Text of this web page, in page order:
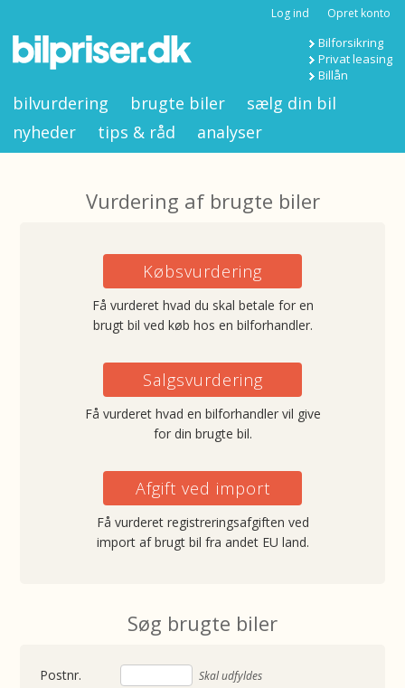
Log ind Opret konto
Bilforsikring
Privat leasing
Billån
bilvurdering brugte biler
sælg din bil
nyheder
tips & råd analyser
Vurdering af brugte biler
Købsvurdering
Få vurderet hvad du skal betale for en
brugt bil ved køb hos en bilforhandler.
Salgsvurdering
Få vurderet hvad en bilforhandler vil give
for din brugte bil.
Afgift ved import
Få vurderet registreringsafgiften ved
import af brugt bil fra andet EU land.
Søg brugte biler
Skal udfyldes